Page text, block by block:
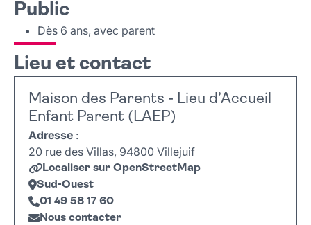
Public
Dès 6 ans, avec parent
Lieu et contact
Maison des Parents - Lieu d’Accueil
Enfant Parent (LAEP)
Adresse :
20 rue des Villas, 94800 Villejuif
Localiser sur OpenStreetMap
Sud-Ouest
01 49 58 17 60
Nous contacter